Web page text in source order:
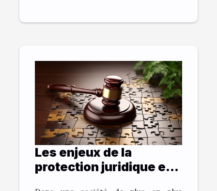
Les enjeux de la
protection juridique en